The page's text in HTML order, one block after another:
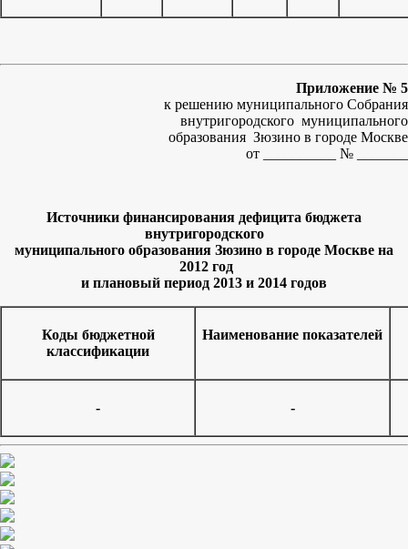
Приложение № 5
к решению муниципального Собрания
внутригородского муниципального
образования Зюзино в городе Москве
от __________ № _______
Источники финансирования дефицита бюджета
внутригородского
муниципального образования Зюзино в городе Москве на
2012 год
и плановый период 2013 и 2014 годов
Коды бюджетной
классификации
Наименование показателей
- -